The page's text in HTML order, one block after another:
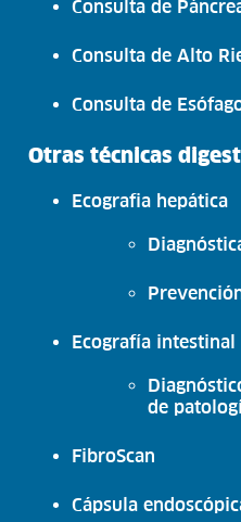
Consulta de
Consulta de Alto
Consulta de
Otras técnicas
Ecografia hepática
Ecografía intestinal
de
FibroScan
Cápsula